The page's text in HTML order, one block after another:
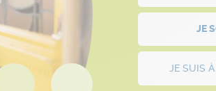
JE
JE SUIS